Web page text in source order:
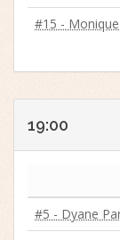
#15 -
19:00
#5 - Dyane